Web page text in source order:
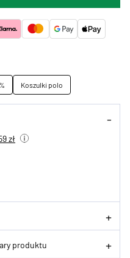
Koszulki polo
zł
produktu